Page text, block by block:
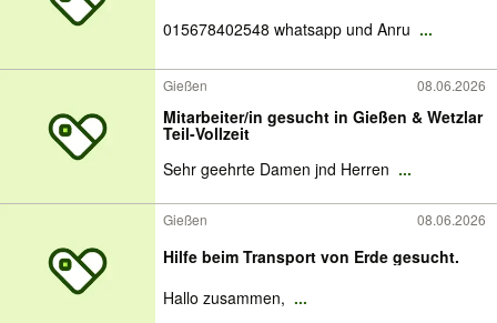
015678402548 whatsapp und Anru ...
Gießen 08.06.2026
Mitarbeiter/in gesucht in Gießen & Wetzlar
Teil-Vollzeit
Sehr geehrte Damen jnd Herren ...
Gießen 08.06.2026
Hilfe beim Transport von Erde gesucht.
Hallo zusammen, ...